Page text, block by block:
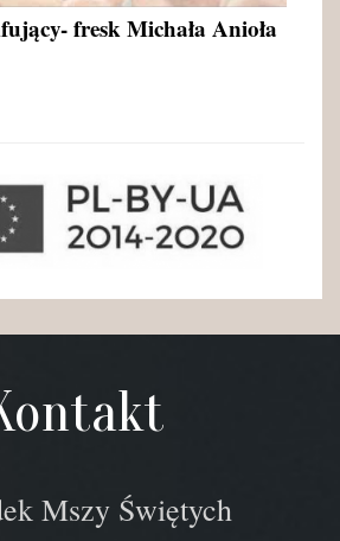
fresk Michała Anioła
Mszy Świętych